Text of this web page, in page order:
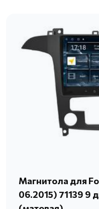
Магнитола для
06.2015) 71139 9